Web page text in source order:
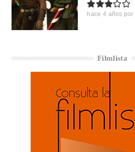
hace 4 años por
Filmlista